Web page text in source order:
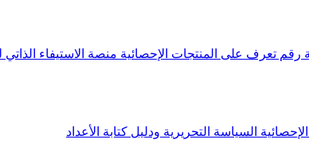
رقم تعرف على المنتجات الإحصائية منصة الاستيفاء
السياسة التحريرية ودليل كتابة الأعداد